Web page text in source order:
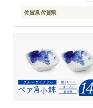
佐賀県 佐賀県